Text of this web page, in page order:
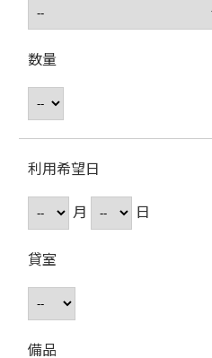
数量
利用希望日
月
日
貸室
備品